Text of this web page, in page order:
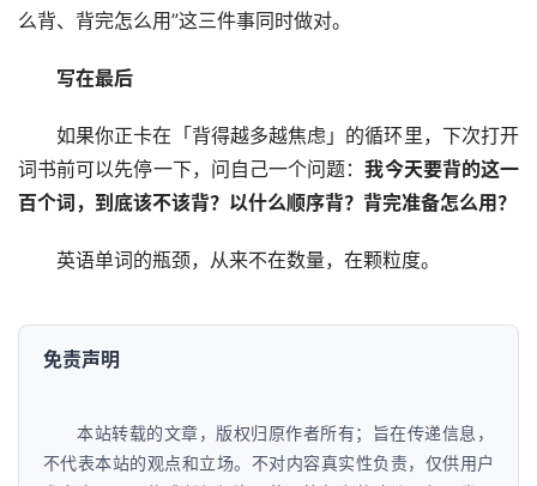
么背、背完怎么用”这三件事同时做对。
写在最后
如果你正卡在「背得越多越焦虑」的循环里，下次打开
词书前可以先停一下，问自己一个问题：我今天要背的这一
百个词，到底该不该背？以什么顺序背？背完准备怎么用？
英语单词的瓶颈，从来不在数量，在颗粒度。
免责声明
本站转载的文章，版权归原作者所有；旨在传递信息，
不代表本站的观点和立场。不对内容真实性负责，仅供用户